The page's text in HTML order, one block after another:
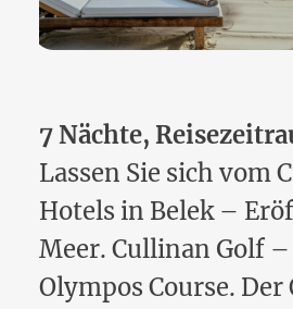
7 Nächte,
Lassen Sie sich vom
Hotels in Belek –
Meer. Cullinan Golf
Olympos Course.